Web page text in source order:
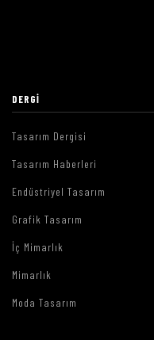
DERGI
Tasarım Dergisi
Tasarım Haberleri
Endüstriyel Tasarım
Grafik Tasarım
İç Mimarlık
Mimarlık
Moda Tasarım